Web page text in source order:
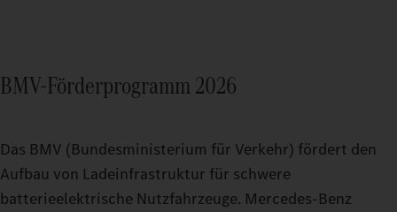
BMV-Förderprogramm 2026
Das BMV (Bundesministerium für Verkehr) fördert den
Aufbau von Ladeinfrastruktur für schwere
batterieelektrische Nutzfahrzeuge. Mercedes‑Benz